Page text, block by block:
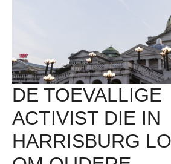
DE TOEVALLIGE
ACTIVIST DIE IN
HARRISBURG